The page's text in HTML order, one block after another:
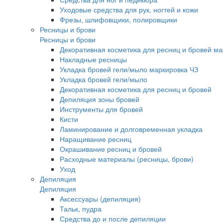
Уходовые средства для рук, ногтей и кожи
Фрезы, шлифовщики, полировщики
Ресницы и брови
Ресницы и брови
Декоративная косметика для ресниц и бровей
Накладные ресницы
Укладка бровей гели/мыло маркировка ЧЗ
Укладка бровей гели/мыло
Декоративная косметика для ресниц и бровей
Депиляция зоны бровей
Инструменты для бровей
Кисти
Ламинирование и долговременная укладка
Наращивание ресниц
Окрашивание ресниц и бровей
Расходные материалы (ресницы, брови)
Уход
Депиляция
Депиляция
Аксессуары (депиляция)
Тальк, пудра
Средства до и после депиляции